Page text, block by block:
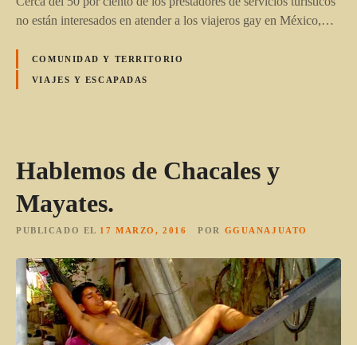
no están interesados en atender a los viajeros gay en México,…
COMUNIDAD Y TERRITORIO
VIAJES Y ESCAPADAS
Hablemos de Chacales y
Mayates.
PUBLICADO EL 17 MARZO, 2016 POR GGUANAJUATO